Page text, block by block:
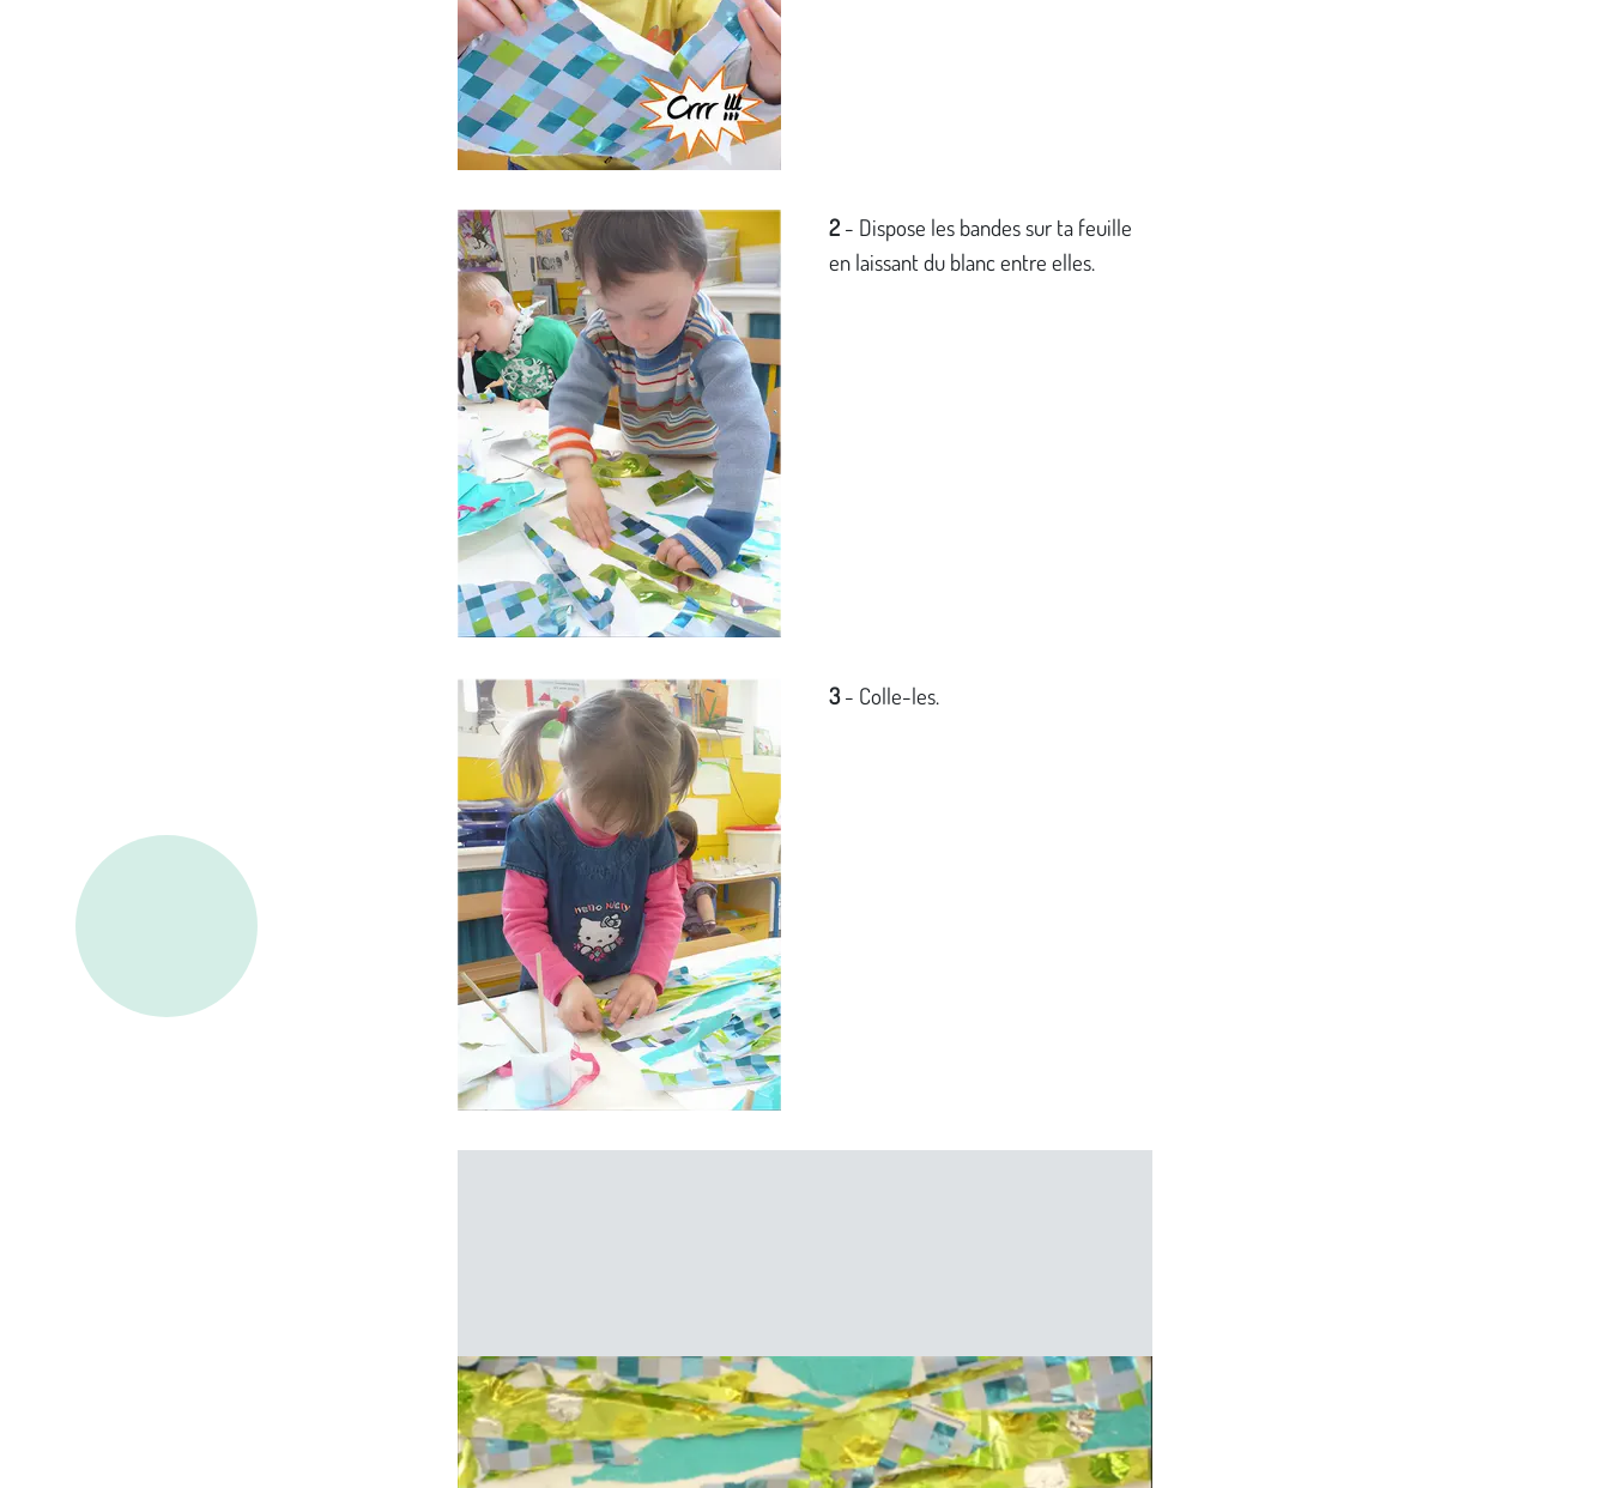
2 - Dispose les bandes sur ta feuille
en laissant du blanc entre elles.
3- Colle-les.